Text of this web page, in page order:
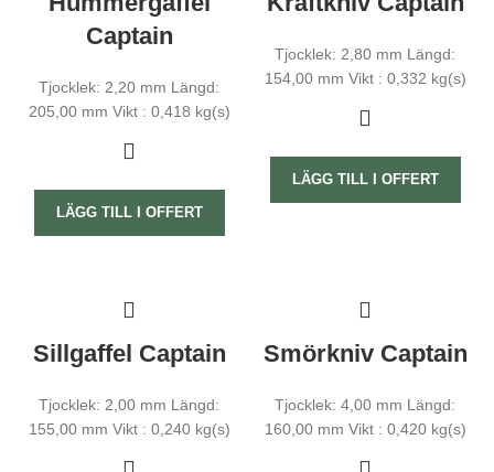
Captain
Tjocklek: 2,20 mm Längd:
205,00 mm Vikt : 0,418 kg(s)
LÄGG TILL I OFFERT
Tjocklek: 2,80 mm Längd:
154,00 mm Vikt : 0,332 kg(s)
LÄGG TILL I OFFERT
Sillgaffel Captain
Tjocklek: 2,00 mm Längd:
155,00 mm Vikt : 0,240 kg(s)
Smörkniv Captain
Tjocklek: 4,00 mm Längd:
160,00 mm Vikt : 0,420 kg(s)